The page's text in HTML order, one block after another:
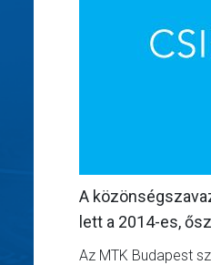
A
lett a 2014-es,
Az MTK Budapest